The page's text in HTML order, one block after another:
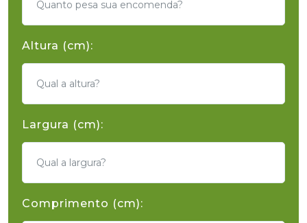
Altura (cm):
Largura (cm):
Comprimento (cm):